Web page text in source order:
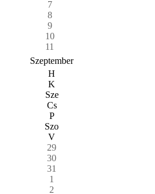
7
8
9
10
11
Szeptember
H
K
Sze
Cs
P
Szo
V
29
30
31
1
2